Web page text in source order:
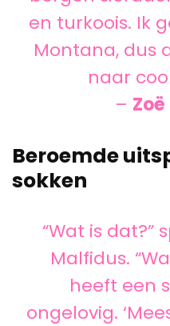
en turkoois. Ik
Montana, dus
naar
–
Beroemde
sokken
“Wat is dat?”
Malfidus.
heeft een
ongelovig.